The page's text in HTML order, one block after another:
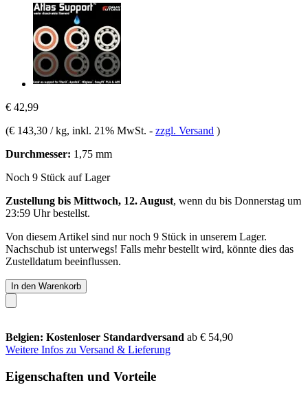
€ 42,99
(€ 143,30 / kg, inkl. 21% MwSt. - zzgl. Versand )
Durchmesser: 1,75 mm
Noch 9 Stück auf Lager
Zustellung bis Mittwoch, 12. August, wenn du bis Donnerstag um
23:59 Uhrbestellst.
Von diesem Artikel sind nur noch 9 Stück in unserem Lager.
Nachschub ist unterwegs! Falls mehr bestellt wird, könnte dies das
Zustelldatum beeinflussen.
In den Warenkorb
Belgien: Kostenloser Standardversand ab € 54,90
Weitere Infos zu Versand & Lieferung
Eigenschaften und Vorteile